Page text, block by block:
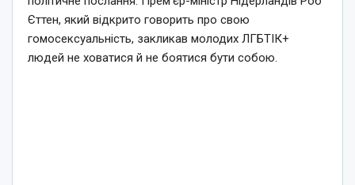
Єттен, який відкрито говорить про свою
гомосексуальність, закликав молодих ЛГБТІК+
людей не ховатися й не боятися бути собою.